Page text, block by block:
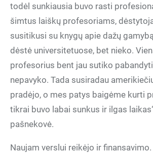
todėl sunkiausia buvo rasti
šimtus laiškų profesoriams,
susitikusi su knygų apie dažų
dėstė universitetuose, bet nieko.
profesorius bent jau sutiko
nepavyko. Tada susiradau
pradėjo, o mes patys baigėme kurti
tikrai buvo labai sunkus ir ilgas
pašnekovė.
Naujam verslui reikėjo ir